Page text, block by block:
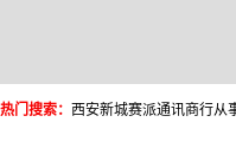
热门搜索：